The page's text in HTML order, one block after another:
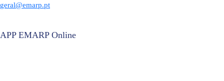
geral@emarp.pt
APP EMARP Online